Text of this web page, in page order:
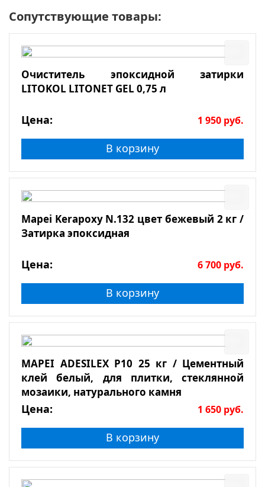
Сопутствующие товары:
Очиститель эпоксидной затирки
LITOKOL LITONET GEL 0,75 л
Цена: 1 950 руб.
В корзину
Mapei Kerapoxy N.132 цвет бежевый 2 кг /
Затирка эпоксидная
Цена: 6 700 руб.
В корзину
MAPEI ADESILEX P10 25 кг / Цементный
клей белый, для плитки, стеклянной
мозаики, натурального камня
Цена: 1 650 руб.
В корзину